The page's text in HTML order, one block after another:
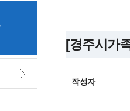
[경주시가
작성자